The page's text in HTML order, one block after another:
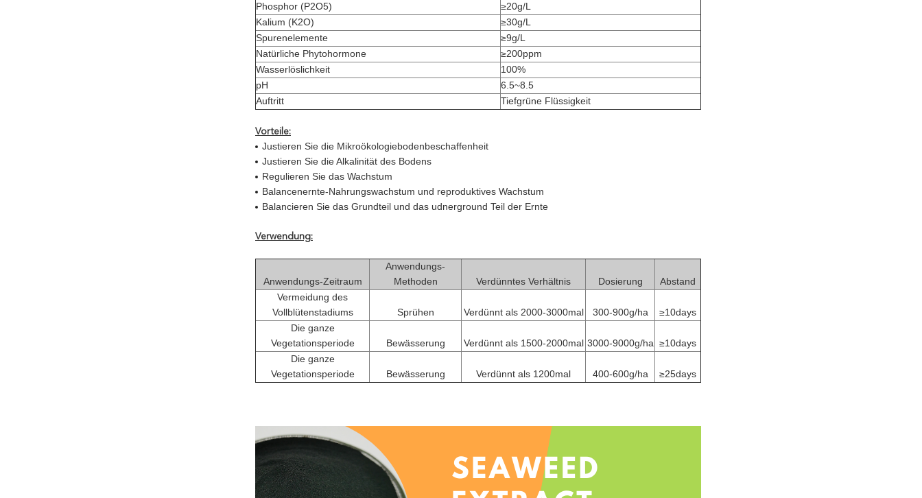
Phosphor (P2O5)
≥20g/L
Kalium (K2O)
≥30g/L
Spurenelemente
≥9g/L
Natürliche Phytohormone
≥200ppm
Wasserlöslichkeit
100%
pH
6.5~8.5
Auftritt
Tiefgrüne Flüssigkeit
Vorteile:
Justieren Sie die Mikroökologiebodenbeschaffenheit
Justieren Sie die Alkalinität des Bodens
Regulieren Sie das Wachstum
Balancenernte-Nahrungswachstum und reproduktives Wachstum
Balancieren Sie das Grundteil und das udnerground Teil der Ernte
Verwendung:
Anwendungs-Zeitraum
Anwendungs-
Methoden
Verdünntes Verhältnis Dosierung
Abstand
Vermeidung des
Vollblütenstadiums
Sprühen Verdünnt als 2000-3000mal 300-900g/ha
≥10days
Die ganze
Vegetationsperiode
Bewässerung Verdünnt als 1500-2000mal 3000-9000g/ha ≥10days
Die ganze
Vegetationsperiode
Bewässerung Verdünnt als 1200mal 400-600g/ha ≥25days